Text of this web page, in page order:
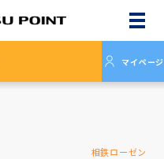
マイページ
メニ
相鉄ローゼン